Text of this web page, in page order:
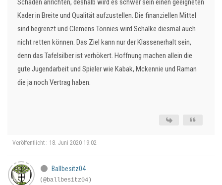
Schaden anrichten, deshalb wird es schwer sein einen geeigneten
Kader in Breite und Qualität aufzustellen. Die finanziellen Mittel
sind begrenzt und Clemens Tönnies wird Schalke diesmal auch
nicht retten können. Das Ziel kann nur der Klassenerhalt sein,
denn das Tafelsilber ist verhökert. Hoffnung machen allein die
gute Jugendarbeit und Spieler wie Kabak, Mckennie und Raman
die ja noch Vertrag haben.
Veröffentlicht : 18. Juni 2020 19:02
Ballbesitz04
(@ballbesitz04)